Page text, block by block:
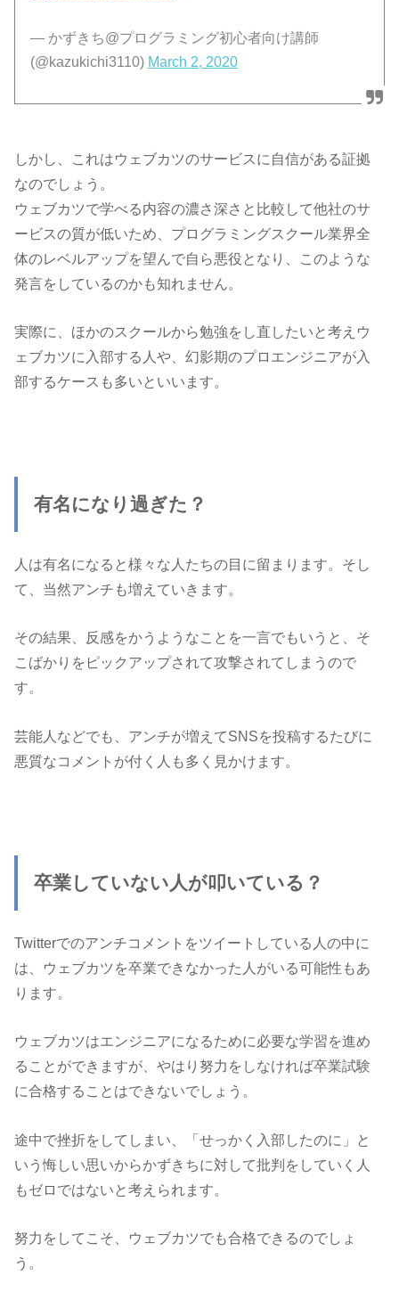
— かずきち@プログラミング初心者向け講師
(@kazukichi3110) March 2, 2020
しかし、これはウェブカツのサービスに自信がある証拠
なのでしょう。
ウェブカツで学べる内容の濃さ深さと比較して他社のサ
ービスの質が低いため、プログラミングスクール業界全
体のレベルアップを望んで自ら悪役となり、このような
発言をしているのかも知れません。
実際に、ほかのスクールから勉強をし直したいと考えウ
ェブカツに入部する人や、幻影期のプロエンジニアが入
部するケースも多いといいます。
有名になり過ぎた？
人は有名になると様々な人たちの目に留まります。そし
て、当然アンチも増えていきます。
その結果、反感をかうようなことを一言でもいうと、そ
こばかりをピックアップされて攻撃されてしまうので
す。
芸能人などでも、アンチが増えてSNSを投稿するたびに
悪質なコメントが付く人も多く見かけます。
卒業していない人が叩いている？
Twitterでのアンチコメントをツイートしている人の中に
は、ウェブカツを卒業できなかった人がいる可能性もあ
ります。
ウェブカツはエンジニアになるために必要な学習を進め
ることができますが、やはり努力をしなければ卒業試験
に合格することはできないでしょう。
途中で挫折をしてしまい、「せっかく入部したのに」と
いう悔しい思いからかずきちに対して批判をしていく人
もゼロではないと考えられます。
努力をしてこそ、ウェブカツでも合格できるのでしょ
う。